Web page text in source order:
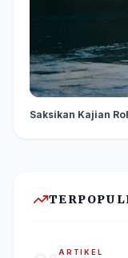
Saksikan Kajian
ARTIKEL